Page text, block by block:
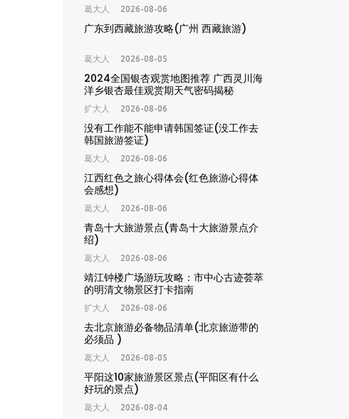
葛大人 2026-08-06
广东到西藏旅游攻略(广州 西藏旅游)
葛大人 2026-08-05
2024全国银杏观赏地图推荐 广西灵川海
洋乡银杏最佳观赏期天气密码揭秘
扩大人 2026-08-06
没有工作能不能申请韩国签证(没工作去
韩国旅游签证)
葛大人 2026-08-06
江西红色之旅心得体会(红色旅游心得体
会感想)
葛大人 2026-08-06
青岛十大旅游景点(青岛十大旅游景点介
绍)
葛大人 2026-08-06
靖江钟楼广场游玩攻略：市中心古迹荟萃
的明清文物景区打卡指南
扩大人 2026-08-06
去北京旅游必备物品清单(北京旅游带的
必须品 )
葛大人 2026-08-05
平阳这10家旅游景区景点(平阳区有什么
好玩的景点)
葛大人 2026-08-04